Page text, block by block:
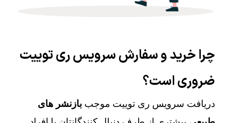
چرا خرید و سفارش سرویس ری توییت
ضروری است؟
دریافت سرویس ری توییت موجب بازنشر های